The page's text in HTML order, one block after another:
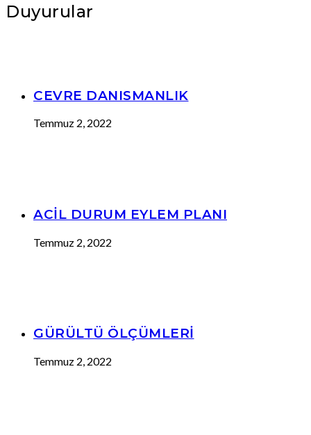
Duyurular
CEVRE DANISMANLIK
Temmuz 2, 2022
ACİL DURUM EYLEM PLANI
Temmuz 2, 2022
GÜRÜLTÜ ÖLÇÜMLERİ
Temmuz 2, 2022